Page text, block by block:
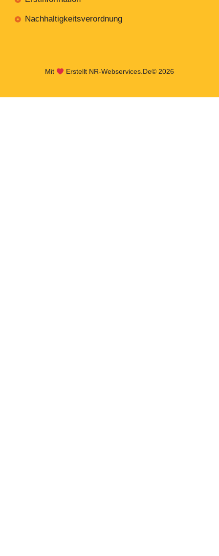
Nachhaltigkeitsverordnung
Mit Erstellt NR-Webservices.de© 2026